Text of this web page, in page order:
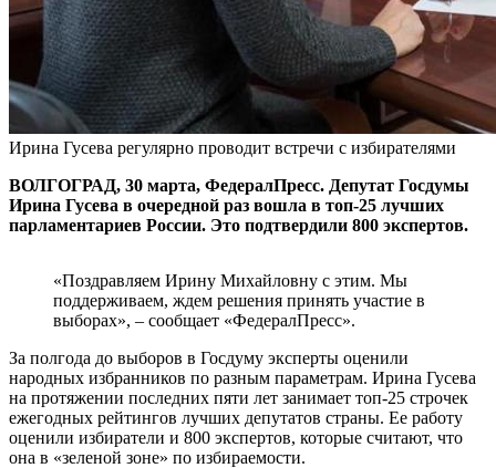
Ирина Гусева регулярно проводит встречи с избирателями
ВОЛГОГРАД, 30 марта, ФедералПресс. Депутат Госдумы
Ирина Гусева в очередной раз вошла в топ-25 лучших
парламентариев России. Это подтвердили 800 экспертов.
«Поздравляем Ирину Михайловну с этим. Мы
поддерживаем, ждем решения принять участие в
выборах», – сообщает «ФедералПресс».
За полгода до выборов в Госдуму эксперты оценили
народных избранников по разным параметрам. Ирина Гусева
на протяжении последних пяти лет занимает топ-25 строчек
ежегодных рейтингов лучших депутатов страны. Ее работу
оценили избиратели и 800 экспертов, которые считают, что
она в «зеленой зоне» по избираемости.